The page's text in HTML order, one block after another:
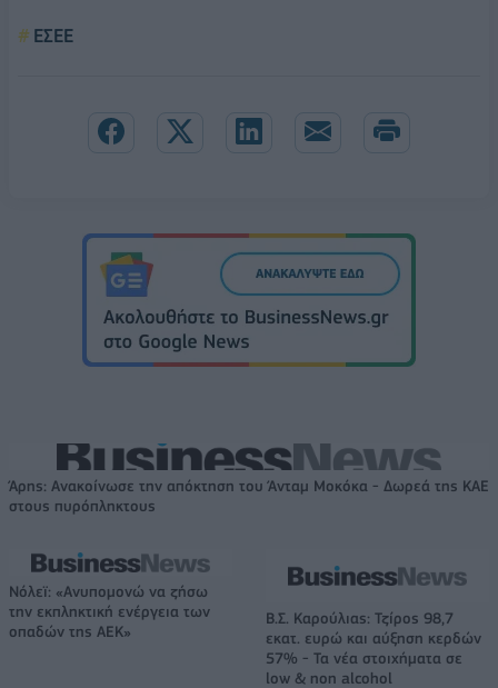
ΕΣΕΕ
Άρης: Ανακοίνωσε την απόκτηση του Άνταμ Μοκόκα - Δωρεά της ΚΑΕ
στους πυρόπληκτους
Νόλεϊ: «Ανυπομονώ να ζήσω
την εκπληκτική ενέργεια των
οπαδών της ΑΕΚ»
Β.Σ. Καρούλιας: Τζίρος 98,7
εκατ. ευρώ και αύξηση κερδών
57% - Τα νέα στοιχήματα σε
low & non alcohol